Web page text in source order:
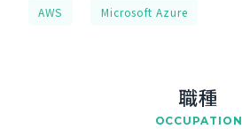
AWS Microsoft Azure
職種
OCCUPATION